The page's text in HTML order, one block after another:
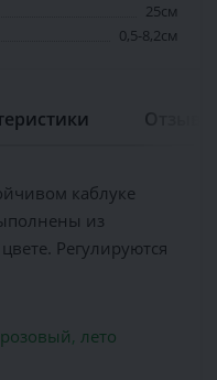
25см
0,5-8,2см
каблуке
из
Регулируются
розовый, лето